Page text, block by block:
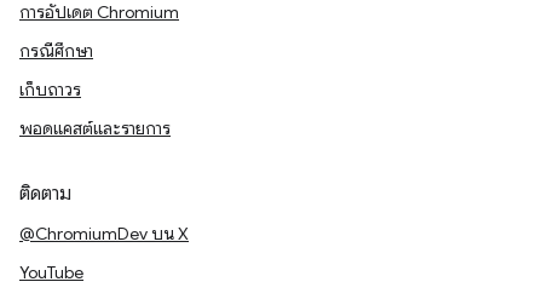
การอัปเดต Chromium
กรณีศึกษา
เก็บถาวร
พอดแคสต์และรายการ
ติดตาม
@ChromiumDev บน X
YouTube